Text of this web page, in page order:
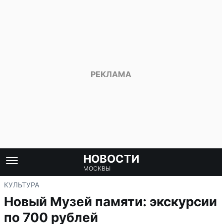
НОВОСТИ
МОСКВЫ
КУЛЬТУРА
Новый Музей памяти: экскурсии
по 700 рублей